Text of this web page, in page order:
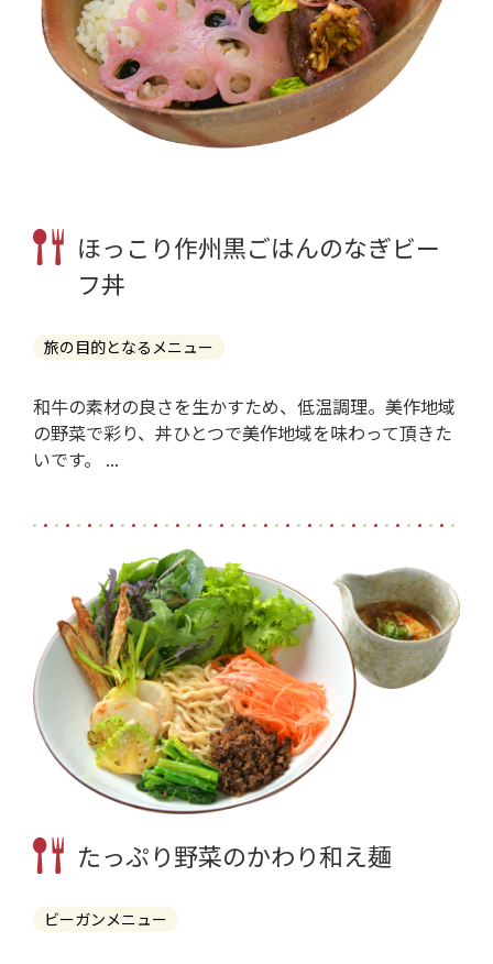
ほっこり作州黒ごはんのなぎビー
フ丼
旅の目的となるメニュー
和牛の素材の良さを生かすため、低温調理。美作地域
の野菜で彩り、丼ひとつで美作地域を味わって頂きた
いです。 ...
たっぷり野菜のかわり和え麺
ビーガンメニュー